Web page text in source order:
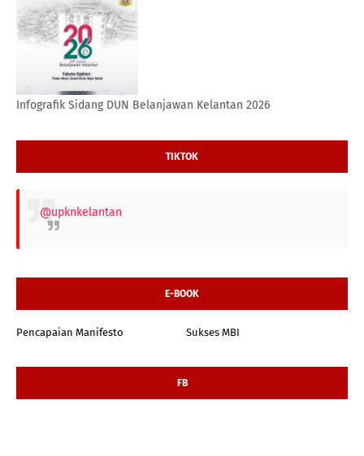
Infografik Sidang DUN Belanjawan Kelantan 2026
TIKTOK
@upknkelantan
E-BOOK
Pencapaian Manifesto Sukses MBI
FB